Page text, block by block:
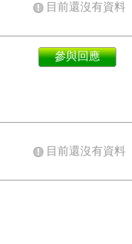
目前還沒有資料
參與回應
目前還沒有資料